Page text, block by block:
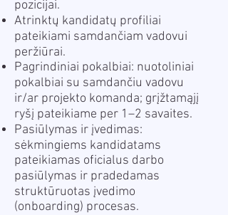
pozicijai.
Atrinktų kandidatų profiliai
pateikiami samdančiam vadovui
peržiūrai.
Pagrindiniai pokalbiai: nuotoliniai
pokalbiai su samdančiu vadovu
ir/ar projekto komanda; grįžtamąjį
ryšį pateikiame per 1–2 savaites.
Pasiūlymas ir įvedimas:
sėkmingiems kandidatams
pateikiamas oficialus darbo
pasiūlymas ir pradedamas
struktūruotas įvedimo
(onboarding) procesas.